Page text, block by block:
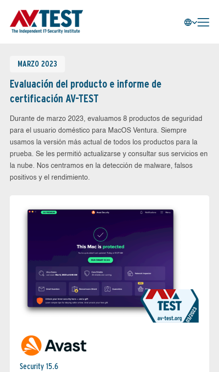
MARZO 2023
Evaluación del producto e informe de
certificación AV-TEST
Durante de marzo 2023, evaluamos 8 productos de seguridad
para el usuario doméstico para MacOS Ventura. Siempre
usamos la versión más actual de todos los productos para la
prueba. Se les permitió actualizarse y consultar sus servicios en
la nube. Nos centramos en la detección de malware, falsos
positivos y el rendimiento.
Security 15.6